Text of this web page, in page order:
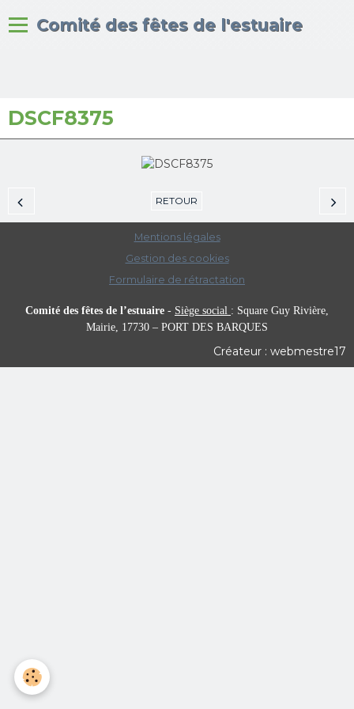
Comité des fêtes de l'estuaire
Accueil
DSCF8375
RETOUR
Mentions légales
Gestion des cookies
Formulaire de rétractation
Comité des fêtes de l’estuaire - Siège social : Square Guy Rivière,
Mairie, 17730 – PORT DES BARQUES
Créateur : webmestre17